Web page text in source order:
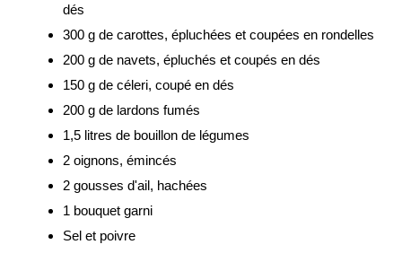
dés
300 g de carottes, épluchées et coupées en rondelles
200 g de navets, épluchés et coupés en dés
150 g de céleri, coupé en dés
200 g de lardons fumés
1,5 litres de bouillon de légumes
2 oignons, émincés
2 gousses d'ail, hachées
1 bouquet garni
Sel et poivre